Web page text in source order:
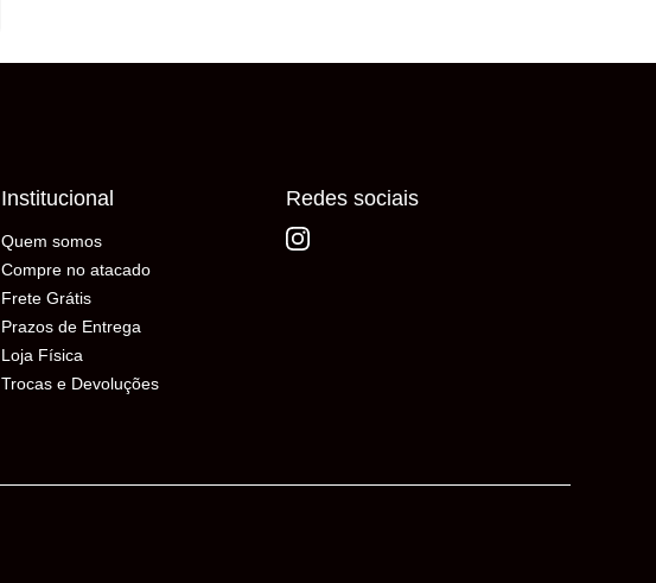
Institucional
Quem somos
Compre no atacado
Frete Grátis
Prazos de Entrega
Loja Física
Trocas e Devoluções
Redes sociais